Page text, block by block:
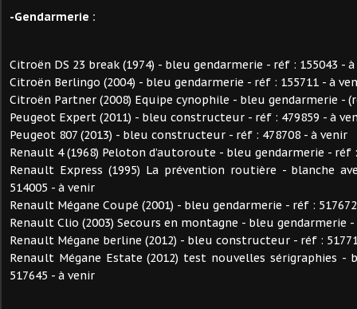
-Gendarmerie :
Citroën DS 23 break (1974) - bleu gendarmerie - réf : 155043 -
Citroën Berlingo (2004) - bleu gendarmerie - réf : 155711 - à
Citroën Partner (2008) Equipe cynophile - bleu gendarmerie -
Peugeot Expert (2011) - bleu constructeur - réf : 479859 - à
Peugeot 807 (2013) - bleu constructeur - réf : 478708 - à venir
Renault 4 (1968) Peloton d’autoroute - bleu gendarmerie - réf
Renault Express (1995) La prévention routière - blanche
514005 - à venir
Renault Mégane Coupé (2001) - bleu gendarmerie - réf : 517672
Renault Clio (2003) Secours en montagne - bleu gendarmerie
Renault Mégane berline (2012) - bleu constructeur - réf :
Renault Mégane Estate (2012) test nouvelles sérigraphies
517645 - à venir